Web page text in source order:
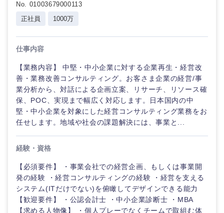
No. 01003679000113
正社員
1000万
仕事内容
【業務内容】 中堅・中小企業に対する企業再生・経営改
善・業務改善コンサルティング。お客さま企業の経営/事
業分析から、対話による企画立案、リサーチ、リソース確
保、POC、実現まで幅広く対応します。日本国内の中
堅・中小企業を対象にした経営コンサルティング業務をお
任せします。地域や社会の課題解決には、事業と...
経験・資格
【必須要件】 ・事業会社での経営企画、もしくは事業開
発の経験 ・経営コンサルティングの経験 ・経営を支える
システム(ITだけでない)を俯瞰してデザインできる能力
【歓迎要件】 ・公認会計士 ・中小企業診断士 ・MBA
【求める人物像】 ・個人プレーでなくチームで取組む体